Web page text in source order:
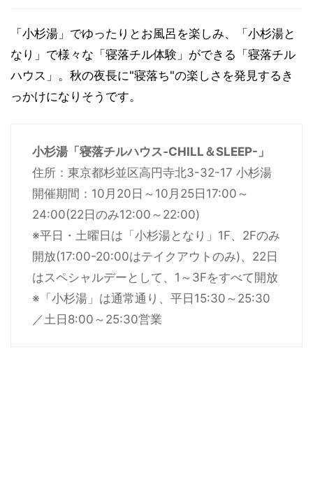
「小杉湯」でゆったりとお風呂を楽しみ、「小杉湯と
なり」で様々な「寝落チル体験」ができる「寝落チル
ハウス」。秋の夜長に"寝落ち"の楽しさを発見するき
っかけになりそうです。
小杉湯「寝落チルハウス‐CHILL＆SLEEP-」
住所：東京都杉並区高円寺北3-32-17 小杉湯
開催期間：10月20日～10月25日17:00～
24:00(22日のみ12:00～22:00)
※平日・土曜日は「小杉湯となり」1F、2Fのみ
開放(17:00-20:00はテイクアウトのみ)、22日
はスペシャルデーとして、1～3Fをすべて開放
※「小杉湯」は通常通り、平日15:30～25:30
／土日8:00～25:30営業